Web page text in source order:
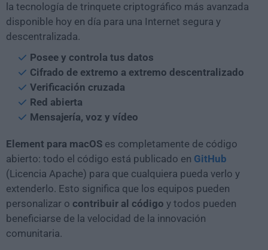
la tecnología de trinquete criptográfico más avanzada
disponible hoy en día para una Internet segura y
descentralizada.
Posee y controla tus datos
Cifrado de extremo a extremo descentralizado
Verificación cruzada
Red abierta
Mensajería, voz y vídeo
Element para macOS es completamente de código
abierto: todo el código está publicado en GitHub
(Licencia Apache) para que cualquiera pueda verlo y
extenderlo. Esto significa que los equipos pueden
personalizar o contribuir al código y todos pueden
beneficiarse de la velocidad de la innovación
comunitaria.